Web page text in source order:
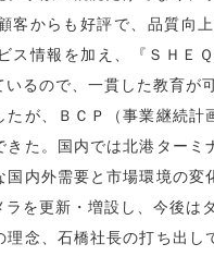
客からも好評で、品質向
ス情報を加え、『ＳＨＥ
るので、一貫した教育が
が、ＢＣＰ（事業継続
た。国内では北港ターミ
国内外需要と市場環境の
を更新・増設し、今後は
念、石橋社長の打ち出し